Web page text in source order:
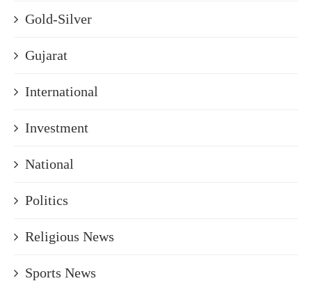
Gold-Silver
Gujarat
International
Investment
National
Politics
Religious News
Sports News